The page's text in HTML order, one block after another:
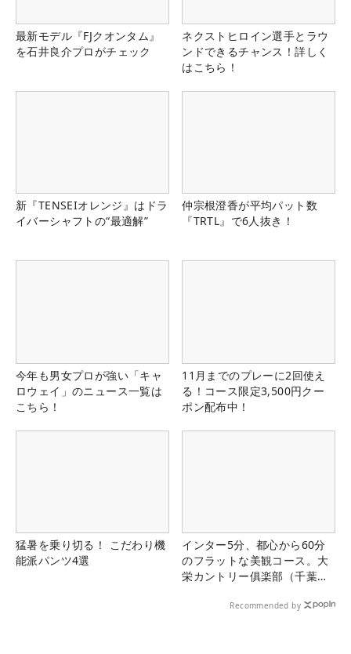
最新モデル『FJクオンタム』
を石井良介プロがチェック
ネクストヒロイン選手とラウ
ンドできるチャンス！詳しく
はこちら！
新『TENSEIオレンジ』はドラ
イバーシャフトの“最適解”
仲宗根澄香が平均パット数
『TRTL』で6人抜き！
今年も男女プロが強い「キャ
ロウェイ」のニュース一覧は
こちら！
11月までのプレーに2回使え
る！コース限定3,500円クー
ポン配布中！
猛暑を乗り切る！ こだわり機
能派パンツ4選
インター5分、都心から60分
のフラットな美観コース。大
栄カントリー俱楽部（千葉
Recommended by